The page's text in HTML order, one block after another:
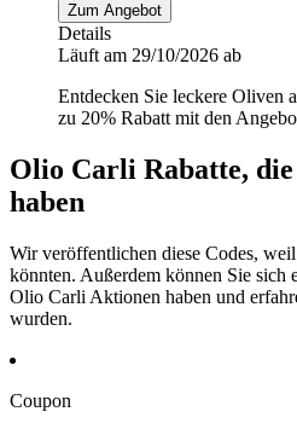
Zum Angebot
Details
Läuft am 29/10/2026 ab
Entdecken Sie leckere Oliven
zu 20% Rabatt mit den
Olio Carli Rabatte, die
haben
Wir veröffentlichen diese Codes,
könnten. Außerdem können Sie sich
Olio Carli Aktionen haben und
wurden.
Coupon